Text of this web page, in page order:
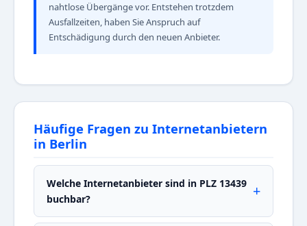
nahtlose Übergänge vor. Entstehen trotzdem
Ausfallzeiten, haben Sie Anspruch auf
Entschädigung durch den neuen Anbieter.
Häufige Fragen zu Internetanbietern
in Berlin
Welche Internetanbieter sind in PLZ 13439
buchbar?